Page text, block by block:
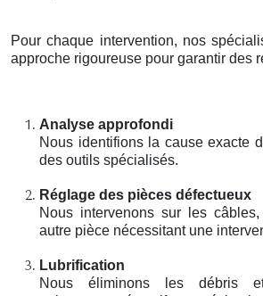
Pour chaque intervention, nos
approche rigoureuse pour garantir des
Analyse approfondi
Nous identifions la cause exacte
des outils spécialisés.
Réglage des pièces défectueux
Nous intervenons sur les
autre pièce nécessitant une
Lubrification
Nous éliminons les débris